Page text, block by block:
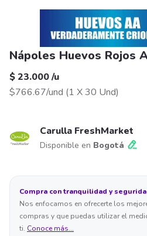
Nápoles Huevos Rojos
$ 23.000/u
$766.67/und (1 X 30 Und)
Carulla FreshMarket
Disponible en Bogotá
Compra con tranquilidad y
Nos enfocamos en ofrecerte los
compras y que puedas utilizar el
ti. Conoce más...